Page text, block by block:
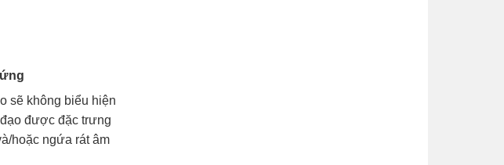
sẽ không biểu hiện
được đặc trưng
hoặc ngứa rát âm